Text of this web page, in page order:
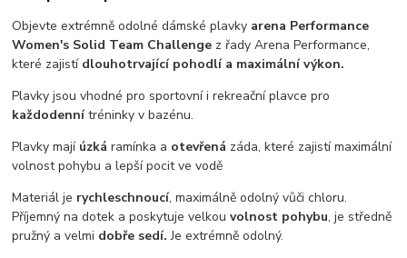
Objevte extrémně odolné dámské plavky arena Performance
Women's Solid Team Challenge z řady Arena Performance,
které zajistí dlouhotrvající pohodlí a maximální výkon.
Plavky jsou vhodné pro sportovní i rekreační plavce pro
každodennítréninky v bazénu.
Plavky mají úzkáramínka a otevřená záda, které zajistí maximální
volnost pohybu a lepší pocit ve vodě
Materiál je rychleschnoucí, maximálně odolný vůči chloru.
Příjemný na dotek a poskytuje velkou volnost pohybu, je středně
pružný a velmi dobře sedí. Je extrémně odolný.